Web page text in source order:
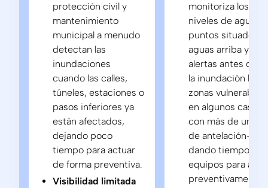
protección civil y
mantenimiento
municipal a menudo
detectan las
inundaciones
cuando las calles,
túneles, estaciones o
pasos inferiores ya
están afectados,
dejando poco
tiempo para actuar
de forma preventiva.
Visibilidad limitada
monitoriza los
niveles de agua en
puntos situados
aguas arriba y
alertas antes de
la inundación
zonas
en algunos casos
con más de una
de antelación—,
dando tiempo a
equipos para
preventivamente.